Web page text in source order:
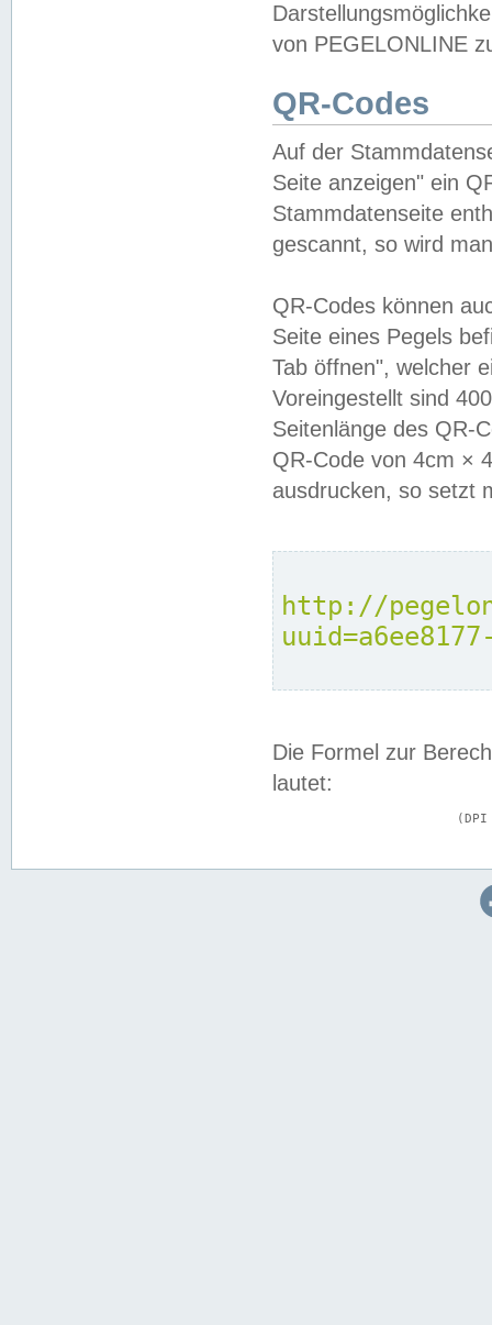
von PEGELONLINE
QR-Codes
Auf der
Seite anzeigen" ein
Stammdatenseite
gescannt, so wird
QR-Codes können
Seite eines Pegels
Tab öffnen", welcher
Voreingestellt sind
Seitenlänge des QR-
QR-Code von 4cm ×
ausdrucken, so setzt
http://
Die Formel zur
lautet: